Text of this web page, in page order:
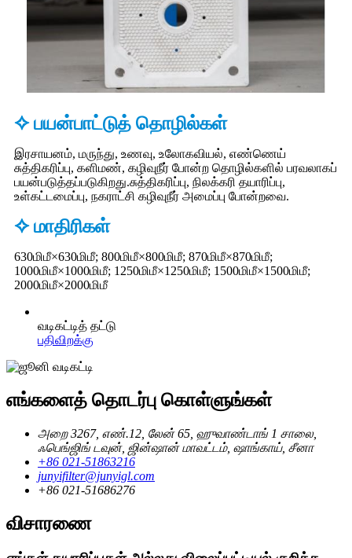
✧ பயன்பாட்டுத் தொழில்கள்
இரசாயனம், மருந்து, உணவு, உலோகவியல், எண்ணெய்
சுத்திகரிப்பு, களிமண், கழிவுநீர் போன்ற தொழில்களில் பரவலாகப்
பயன்படுத்தப்படுகிறது.சுத்திகரிப்பு, நிலக்கரி தயாரிப்பு,
உள்கட்டமைப்பு, நகராட்சி கழிவுநீர் அமைப்பு போன்றவை.
✧ மாதிரிகள்
630மிமீ×630மிமீ; 800மிமீ×800மிமீ; 870மிமீ×870மிமீ;
1000மிமீ×1000மிமீ; 1250மிமீ×1250மிமீ; 1500மிமீ×1500மிமீ;
2000மிமீ×2000மிமீ
வடிகட்டித் தட்டு
பதிவிறக்கு
எங்களைத் தொடர்பு கொள்ளுங்கள்
அறை 3267, எண்.12, லேன் 65, ஹுவாண்டாங் 1 சாலை,
ஃபெங்ஜிங் டவுன், ஜின்ஷான் மாவட்டம், ஷாங்காய், சீனா
+86 021-51863216
junyifilter@junyigl.com
+86 021-51686276
விசாரணை